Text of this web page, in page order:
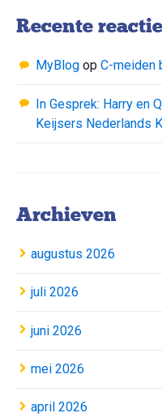
Recente
MyBlog op C-meiden
In Gesprek: Harry en
Keijsers Nederlands
Archieven
augustus 2026
juli 2026
juni 2026
mei 2026
april 2026